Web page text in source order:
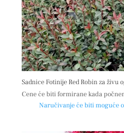
Sadnice Fotinije Red Robin za živu
Cene će biti formirane kada
Naručivanje će biti moguće